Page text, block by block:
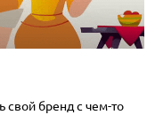
свой бренд с чем-то